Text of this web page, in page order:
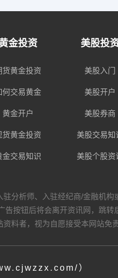
金投资
货黄金投资
何交易黄金
黄金开户
货黄金投资
金交易知识
美股投
美股入门
美股开户
美股券商
美股交易知
美股个股资
驻分析师、入驻经纪商/金融机
告按钮后将会离开资讯网，跳
资料者，视为自愿接受本网站免
）